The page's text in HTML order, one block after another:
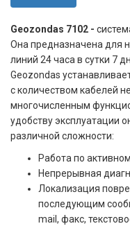
Geozondas 7102 -
Она предназначена для
линий 24 часа в сутки 7
Geozondas
с количеством кабелей
многочисленным
удобству эксплуатации
различной сложности:
Работа по
Непрерывная
Локализация
последующим
mail, факс,